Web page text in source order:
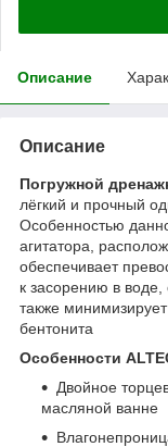
Описание
Описание
Погружной
лёгкий и прочный
Особенностью
агитатора,
обеспечивает
к засорению в
также
бентонита
Особенности
Двойное
масляной ванне